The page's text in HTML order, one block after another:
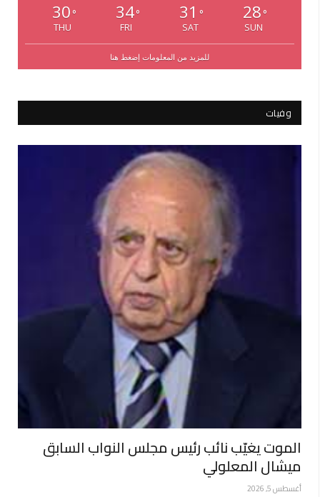
30 °
THU
34°
FRI
31 °
SAT
28 °
SUN
للمزيد من المعلومات إضغط هنا
وفيات
الموت يغيّب نائب رئيس مجلس النواب السابق
ميشال المعلولي
أغسطس 5, 2026